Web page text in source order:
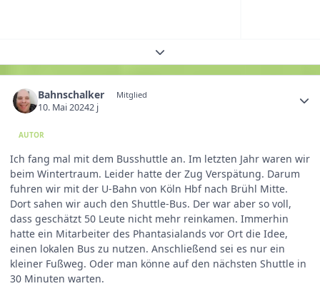
Themenübersicht erweitern
Bahnschalker Mitglied
10. Mai 20242 j
AUTOR
Ich fang mal mit dem Busshuttle an. Im letzten Jahr waren wir
beim Wintertraum. Leider hatte der Zug Verspätung. Darum
fuhren wir mit der U-Bahn von Köln Hbf nach Brühl Mitte.
Dort sahen wir auch den Shuttle-Bus. Der war aber so voll,
dass geschätzt 50 Leute nicht mehr reinkamen. Immerhin
hatte ein Mitarbeiter des Phantasialands vor Ort die Idee,
einen lokalen Bus zu nutzen. Anschließend sei es nur ein
kleiner Fußweg. Oder man könne auf den nächsten Shuttle in
30 Minuten warten.